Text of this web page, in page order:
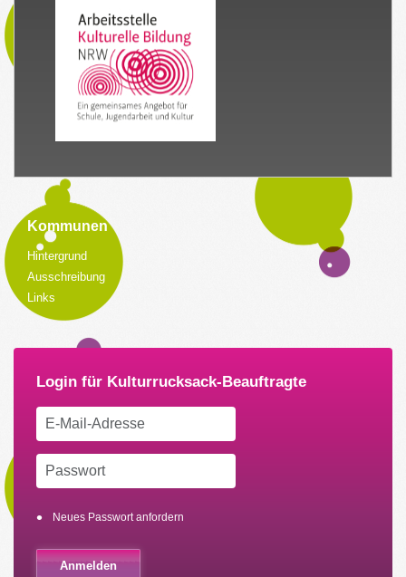
Kommunen
Hintergrund
Ausschreibung
Links
Neues Passwort anfordern